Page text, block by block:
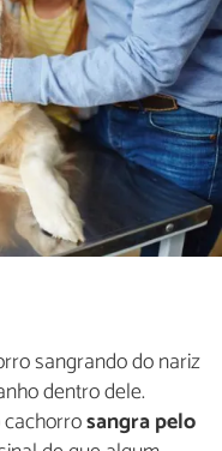
sangrando do nariz
dentro dele.
sangra pelo